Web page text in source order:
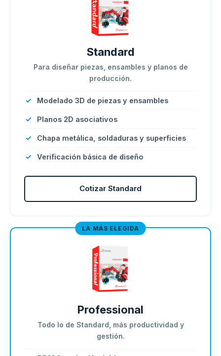
Standard
Para diseñar piezas, ensambles y planos de
producción.
Modelado 3D de piezas y ensambles
Planos 2D asociativos
Chapa metálica, soldaduras y superficies
Verificación básica de diseño
Cotizar Standard
LA MÁS ELEGIDA
Professional
Todo lo de Standard, más productividad y
gestión.